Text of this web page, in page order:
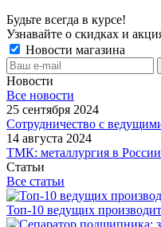
Будьте всегда в курсе!
Узнавайте о скидках и
Новости магазина
Новости
Все новости
25 сентября 2024
Сотрудничество с
14 августа 2024
ТМК: металлургия в
Статьи
Все статьи
Топ-10 ведущих